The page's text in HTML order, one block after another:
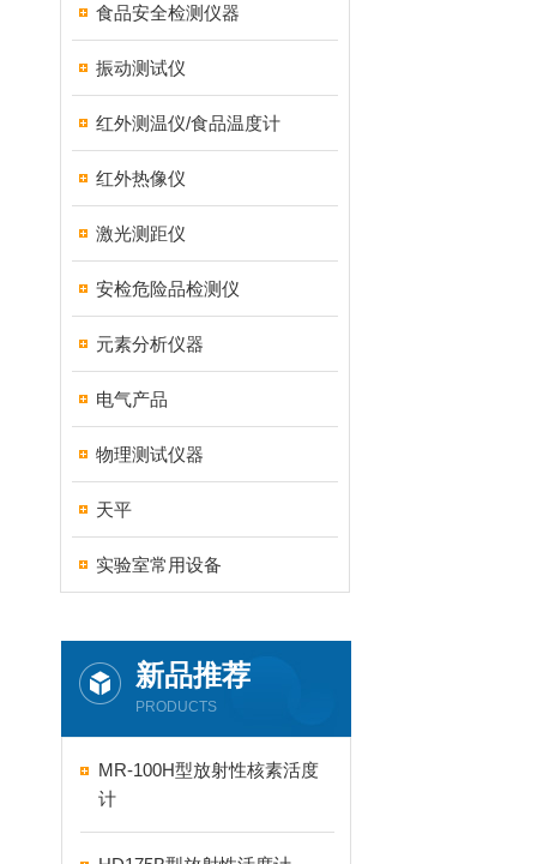
食品安全检测仪器
振动测试仪
红外测温仪/食品温度计
红外热像仪
激光测距仪
安检危险品检测仪
元素分析仪器
电气产品
物理测试仪器
天平
实验室常用设备
新品推荐
PRODUCTS
MR-100H型放射性核素活度
计